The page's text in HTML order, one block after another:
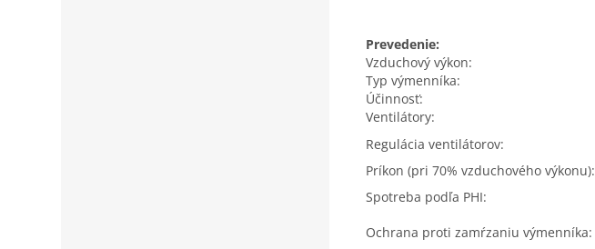
Prevedenie:
Vzduchový výkon:
Typ výmenníka:
Účinnosť:
Ventilátory:
Regulácia ventilátorov:
Príkon (pri 70% vzduchového výkonu):
Spotreba podľa PHI:
Ochrana proti zamŕzaniu výmenníka: